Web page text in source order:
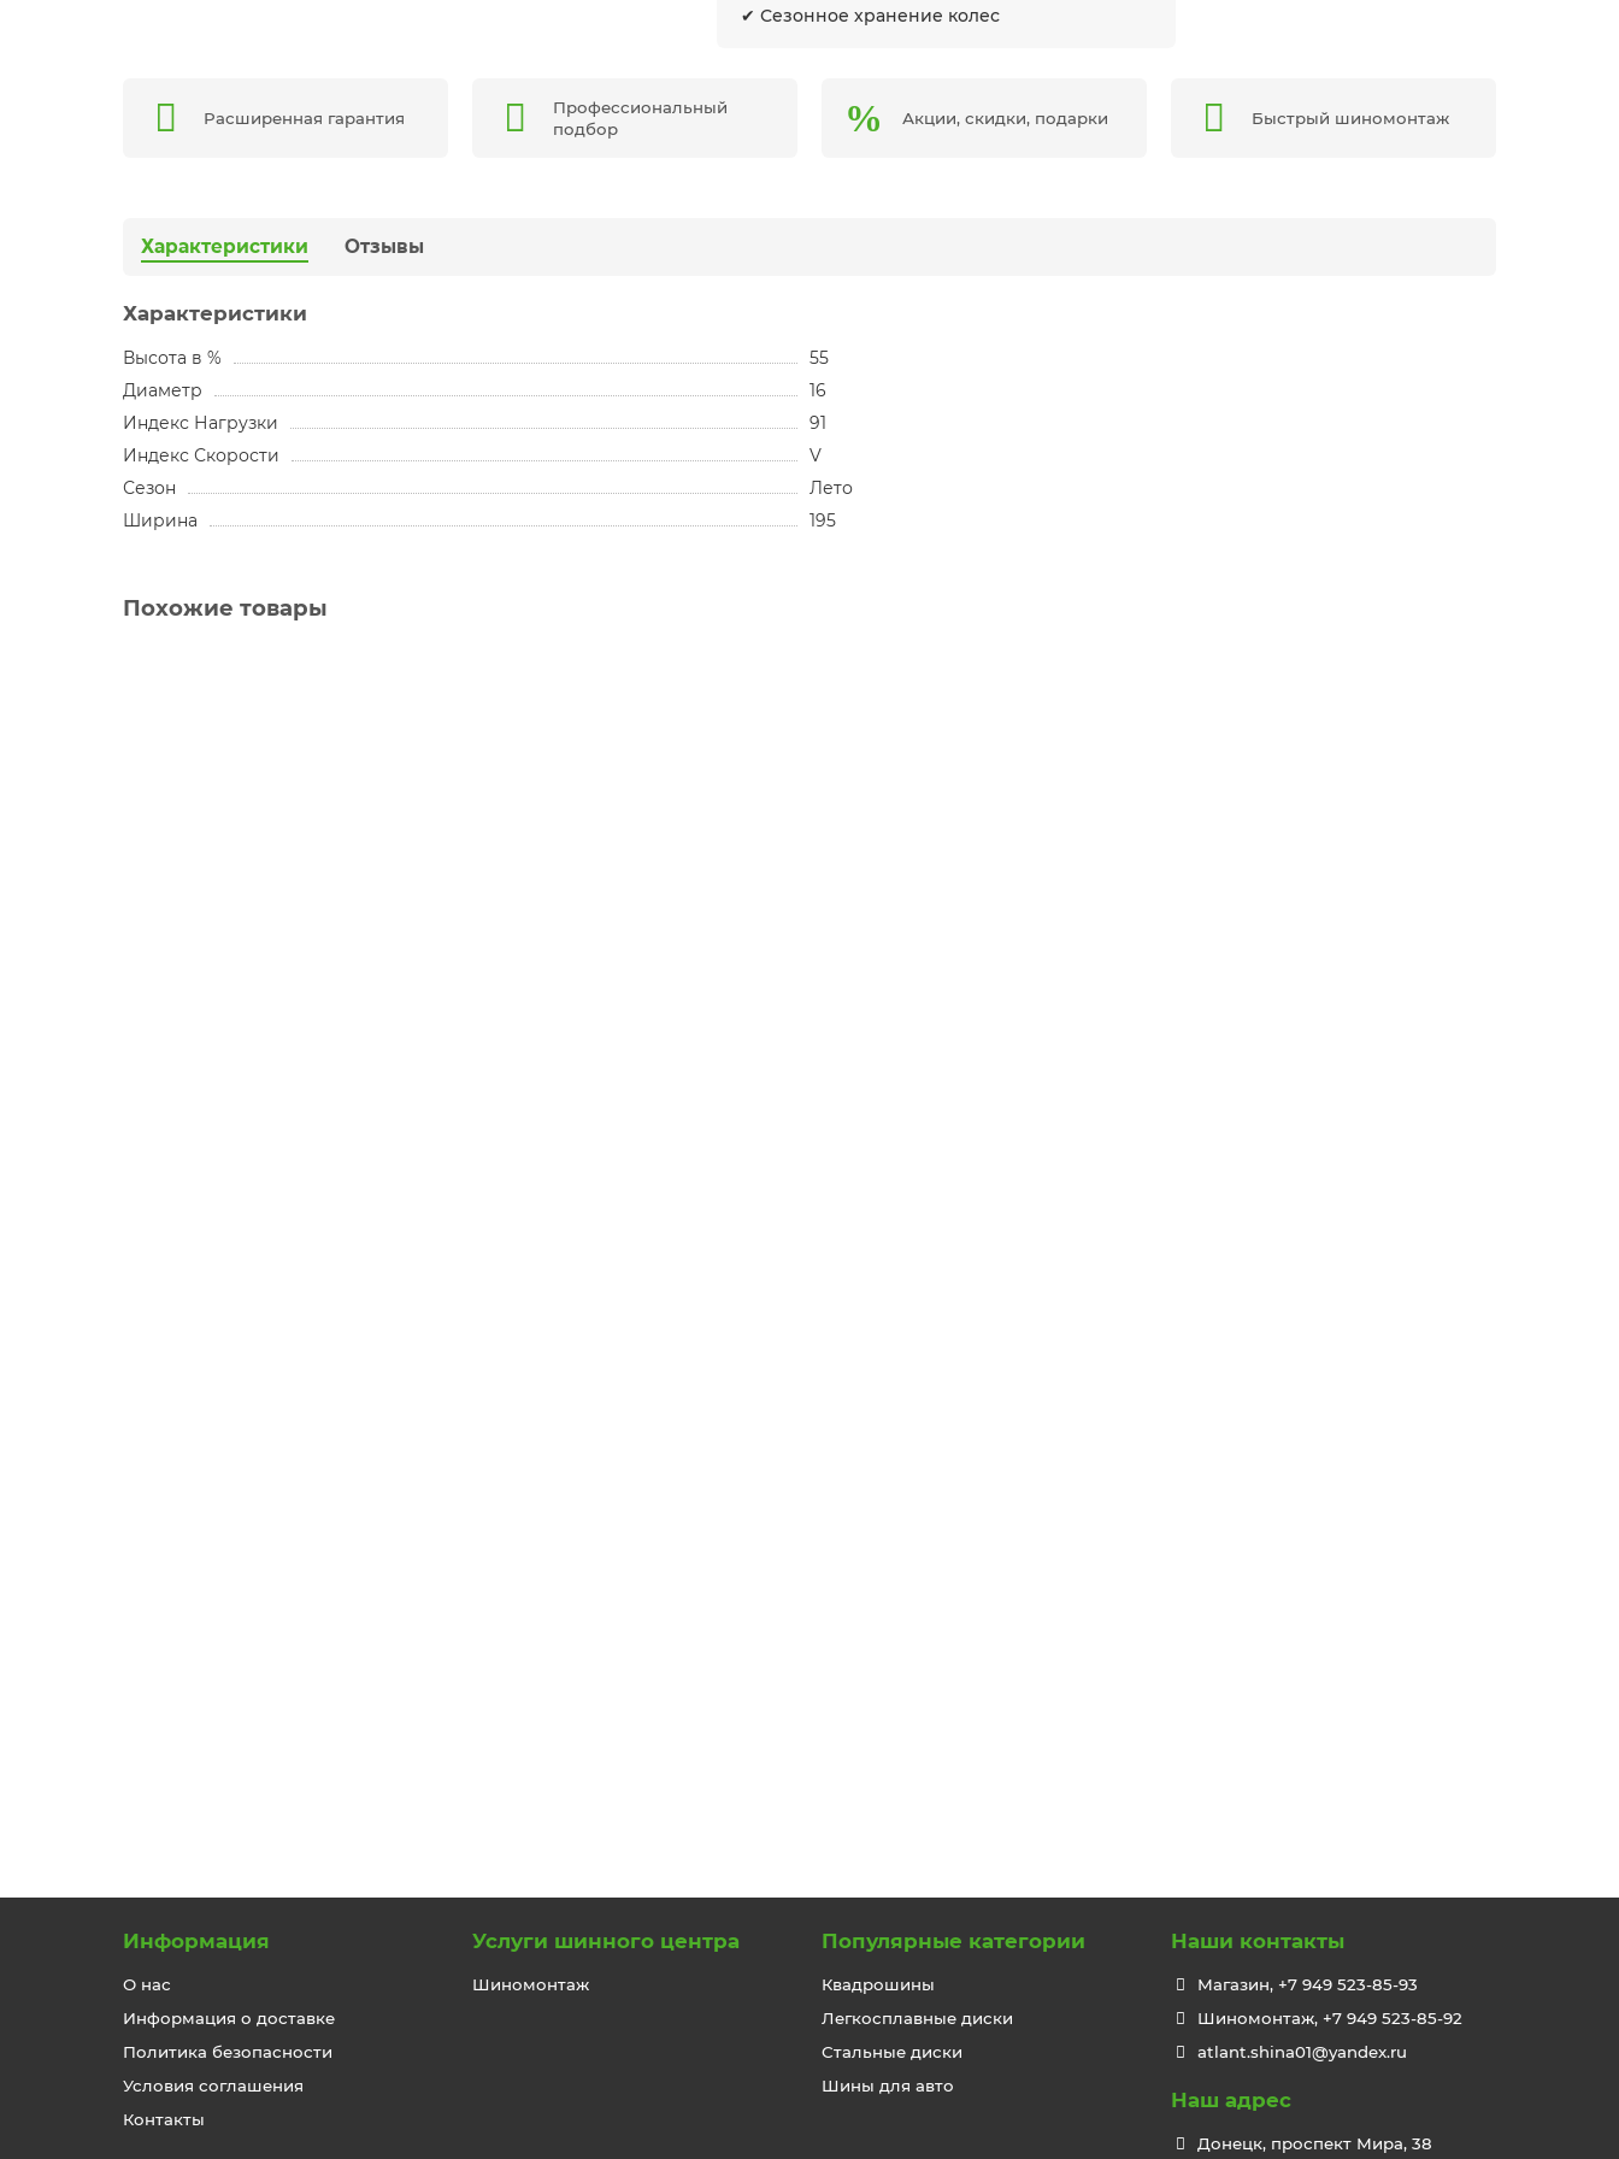
✔ Сезонное хранение колес
Расширенная гарантия
Профессиональный
подбор
Акции, скидки, подарки Быстрый шиномонтаж
Характеристики Отзывы
Характеристики
Высота в %
55
Диаметр
16
Индекс Нагрузки
91
Индекс Скорости
V
Сезон
Лето
Ширина
195
Похожие товары
Информация
О нас
Информация о доставке
Политика безопасности
Условия соглашения
Контакты
Услуги шинного центра
Шиномонтаж
Популярные категории
Квадрошины
Легкосплавные диски
Стальные диски
Шины для авто
Наши контакты
Магазин, +7 949 523-85-93
Шиномонтаж, +7 949 523-85-92
atlant.shina01@yandex.ru
Наш адрес
Донецк, проспект Мира, 38